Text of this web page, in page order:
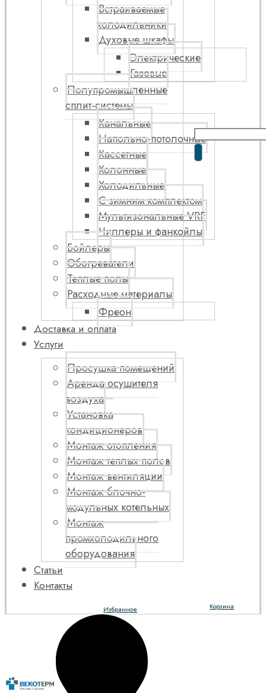
Встраиваемые
холодильники
Духовые шкафы
Электрические
Газовые
Полупромышленные
сплит-системы
Канальные
Напольно-потолочные
Кассетные
Колонные
Холодильные
С зимним комплектом
Мультизональные VRF
Чиллеры и фанкойлы
Бойлеры
Обогреватели
Теплые полы
Расходные материалы
Фреон
Доставка и оплата
Услуги
Просушка помещений
Аренда осушителя
воздуха
Установка
кондиционеров
Монтаж отопления
Монтаж теплых полов
Монтаж вентиляции
Монтаж блочно-
модульных котельных
Монтаж
промхолодильного
оборудования
Статьи
Контакты
Корзина
Избранное